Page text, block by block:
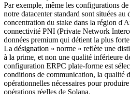
Par exemple, même les configurations
notre datacenter standard sont situées au
concentration du stake dans la région
connectivité PNI (Private Network
données premium qui détient la plus
La désignation « norme » reflète une
à la prime, et non une qualité inférieure
configuration ERPC plate-forme est
conditions de communication, la qualité
opérationnelles nécessaires pour
opérations réelles de Solana.